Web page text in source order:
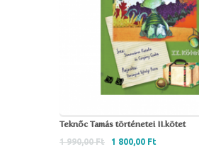
Teknőc Tamás történetei II.kötet
1 990,00Ft 1 800,00 Ft